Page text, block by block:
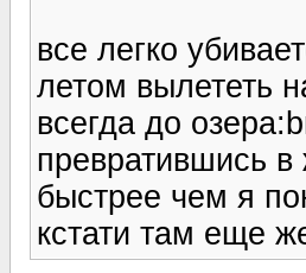
все легко
летом вылететь
всегда до
превратившись в
быстрее чем я
кстати там еще